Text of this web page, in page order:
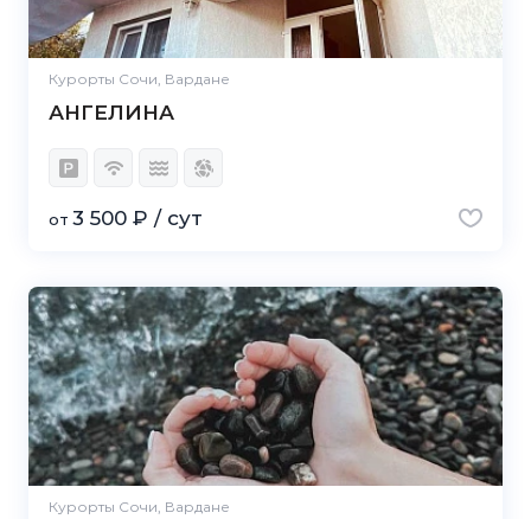
Курорты Сочи, Вардане
АНГЕЛИНА
от 3 500 ₽ / сут
Курорты Сочи, Вардане